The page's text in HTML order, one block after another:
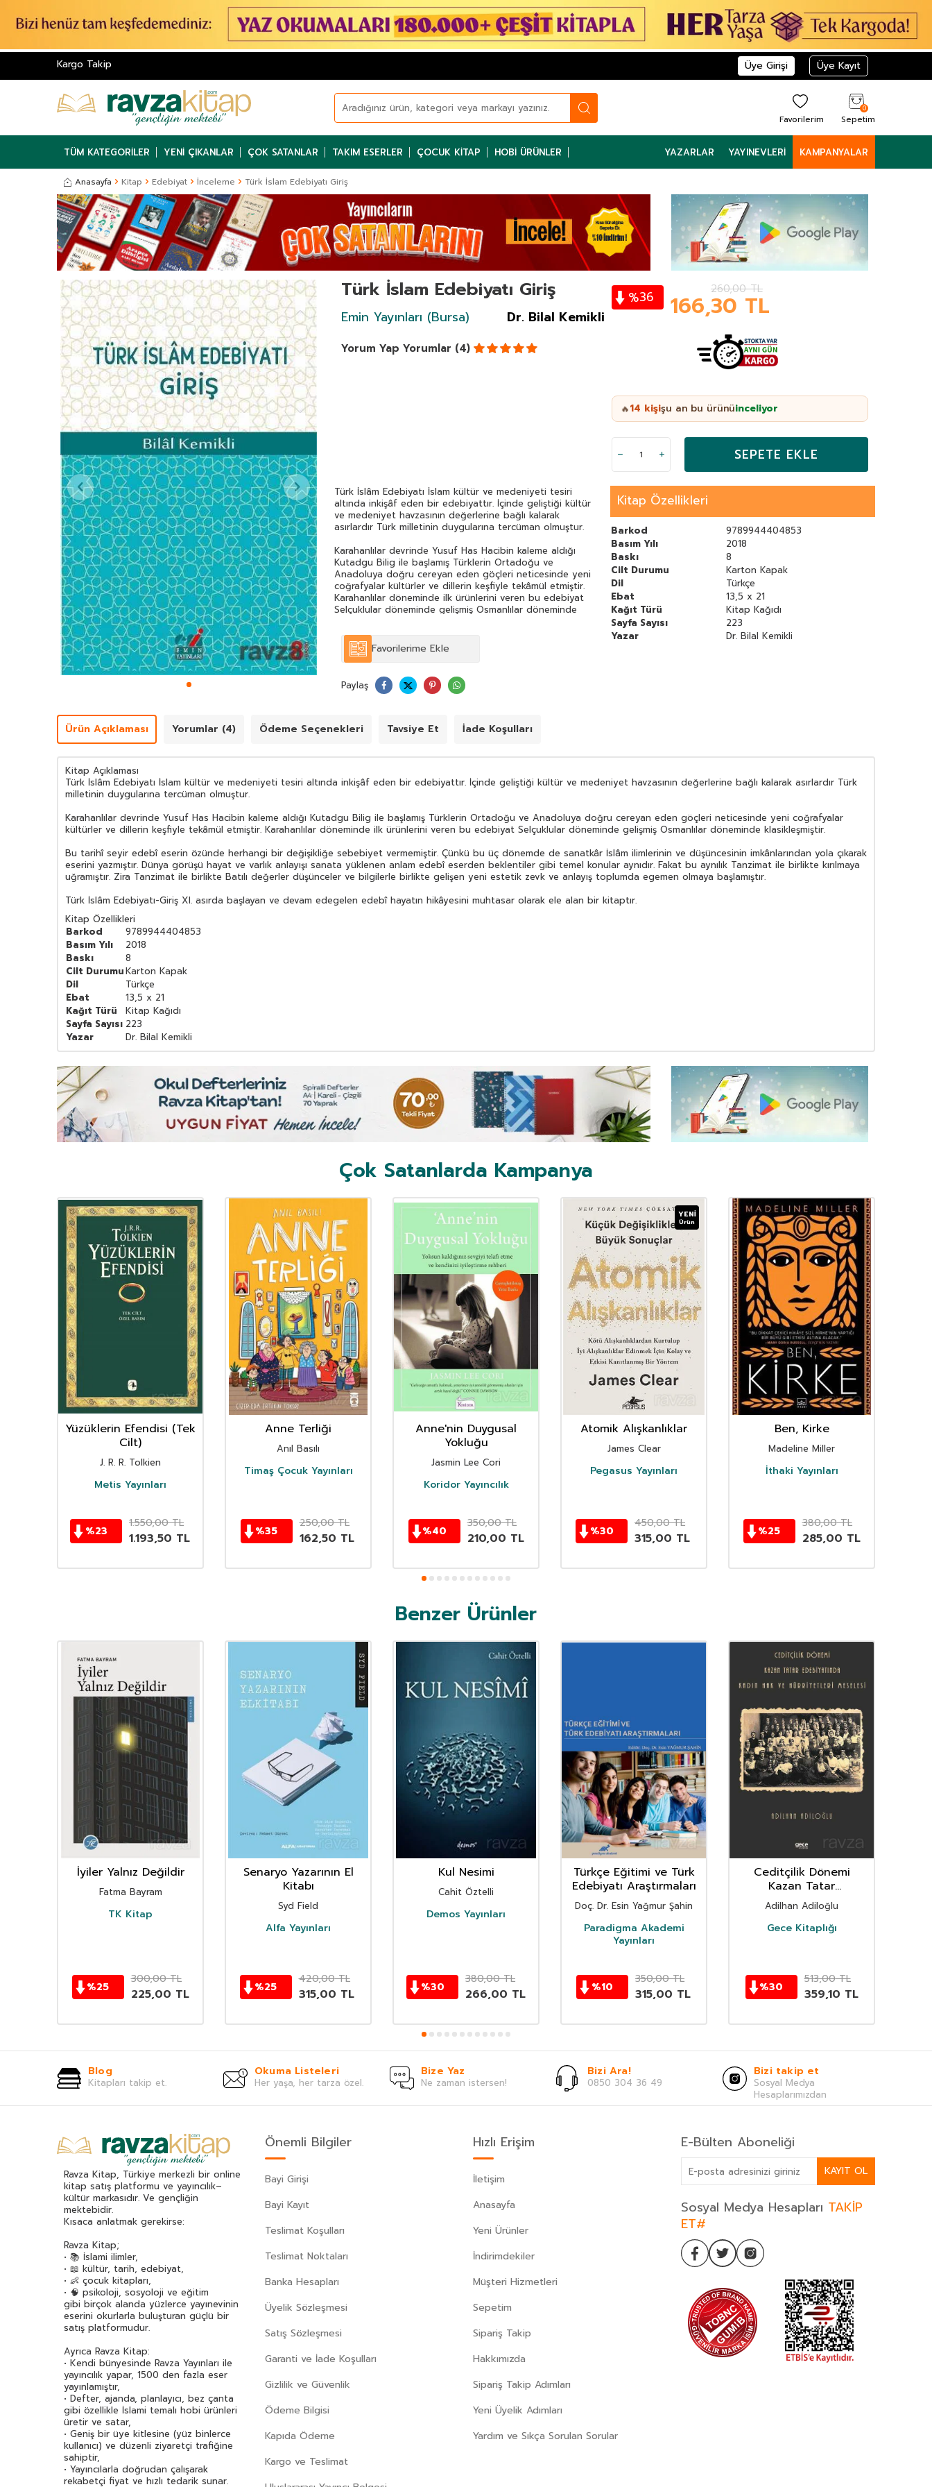
Kargo Takip Üye Girişi Üye Kayıt
Favorilerim
0
Sepetim
TÜM KATEGORILER YENI ÇIKANLAR ÇOK SATANLAR TAKIM ESERLER ÇOCUK KITAP HOBI ÜRÜNLER YAZARLAR YAYINEVLERI KAMPANYALAR
Anasayfa Kitap Edebiyat İnceleme Türk İslam Edebiyatı Giriş
Türk İslam Edebiyatı Giriş
Emin Yayınları (Bursa) Dr. Bilal Kemikli
Yorum Yap Yorumlar (4)
%36 260,00TL
166,30 TL
🔥14 kişişu an bu ürünüinceliyor
SEPETE EKLE
Türk İslâm Edebiyatı İslam kültür ve medeniyeti tesiri
altında inkişâf eden bir edebiyattır. İçinde geliştiği kültür
ve medeniyet havzasının değerlerine bağlı kalarak
asırlardır Türk milletinin duygularına tercüman olmuştur.
Karahanlılar devrinde Yusuf Has Hacibin kaleme aldığı
Kutadgu Bilig ile başlamış Türklerin Ortadoğu ve
Anadoluya doğru cereyan eden göçleri neticesinde yeni
coğrafyalar kültürler ve dillerin keşfiyle tekâmül etmiştir.
Karahanlılar döneminde ilk ürünlerini veren bu edebiyat
Selçuklular döneminde gelişmiş Osmanlılar döneminde
Bu tarihî seyir edebî eserin özünde herhangi bir
değişikliğe sebebiyet vermemiştir. Çünkü bu üç dönemde
yola çıkarak eserini yazmıştır. Dünya görüşü hayat ve varlık
anlayışı sanata yüklenen anlam edebî eserden beklentiler
değerler düşünceler ve bilgilerle birlikte gelişen yeni
Türk İslâm Edebiyatı-Giriş XI. asırda başlayan ve devam
edegelen edebî hayatın hikâyesini muhtasar olarak ele
Kitap Özellikleri
Barkod
9789944404853
Basım Yılı
2018
Baskı
8
Cilt Durumu
Karton Kapak
Dil
Türkçe
Ebat
13,5 x 21
Kağıt Türü
Kitap Kağıdı
Sayfa Sayısı
223
Yazar
Dr. Bilal Kemikli
Favorilerime Ekle
Paylaş
Ürün Açıklaması Yorumlar (4) Ödeme Seçenekleri Tavsiye Et İade Koşulları
Kitap Açıklaması
Türk İslâm Edebiyatı İslam kültür ve medeniyeti tesiri altında inkişâf eden bir edebiyattır. İçinde geliştiği kültür ve medeniyet havzasının değerlerine bağlı kalarak asırlardır Türk
milletinin duygularına tercüman olmuştur.
Karahanlılar devrinde Yusuf Has Hacibin kaleme aldığı Kutadgu Bilig ile başlamış Türklerin Ortadoğu ve Anadoluya doğru cereyan eden göçleri neticesinde yeni coğrafyalar
kültürler ve dillerin keşfiyle tekâmül etmiştir. Karahanlılar döneminde ilk ürünlerini veren bu edebiyat Selçuklular döneminde gelişmiş Osmanlılar döneminde klasikleşmiştir.
Bu tarihî seyir edebî eserin özünde herhangi bir değişikliğe sebebiyet vermemiştir. Çünkü bu üç dönemde de sanatkâr İslâm ilimlerinin ve düşüncesinin imkânlarından yola çıkarak
eserini yazmıştır. Dünya görüşü hayat ve varlık anlayışı sanata yüklenen anlam edebî eserden beklentiler gibi temel konular aynıdır. Fakat bu aynılık Tanzimat ile birlikte kırılmaya
uğramıştır. Zira Tanzimat ile birlikte Batılı değerler düşünceler ve bilgilerle birlikte gelişen yeni estetik zevk ve anlayış toplumda egemen olmaya başlamıştır.
Türk İslâm Edebiyatı-Giriş XI. asırda başlayan ve devam edegelen edebî hayatın hikâyesini muhtasar olarak ele alan bir kitaptır.
Kitap Özellikleri
Barkod
9789944404853
Basım Yılı
2018
Baskı
8
Cilt DurumuKarton Kapak
Dil
Türkçe
Ebat
13,5 x 21
Kağıt Türü
Kitap Kağıdı
Sayfa Sayısı 223
Yazar
Dr. Bilal Kemikli
Çok Satanlarda Kampanya
Yüzüklerin Efendisi (Tek
Cilt)
J. R. R. Tolkien
Metis Yayınları
%23
1.550,00TL
1.193,50 TL
Anne Terliği
Anıl Basılı
Timaş Çocuk Yayınları
%35
250,00TL
162,50 TL
Anne'nin Duygusal
Yokluğu
Jasmin Lee Cori
Koridor Yayıncılık
%40
350,00TL
210,00 TL
YENI
Ürün
Atomik Alışkanlıklar
James Clear
Pegasus Yayınları
%30
450,00TL
315,00 TL
Ben, Kirke
Madeline Miller
İthaki Yayınları
%25
380,00TL
285,00 TL
Benzer Ürünler
İyiler Yalnız Değildir
Fatma Bayram
TK Kitap
%25
300,00TL
225,00 TL
Senaryo Yazarının El
Kitabı
Syd Field
Alfa Yayınları
%25
420,00TL
315,00 TL
Kul Nesimi
Cahit Öztelli
Demos Yayınları
%30
380,00TL
266,00 TL
Türkçe Eğitimi ve Türk
Edebiyatı Araştırmaları
Doç. Dr. Esin Yağmur Şahin
Paradigma Akademi
Yayınları
%10
350,00TL
315,00 TL
Ceditçilik Dönemi
Kazan Tatar
Edebiyatında Kadın
Hak Ve Hürriyetleri
Meselesi
Adilhan Adiloğlu
Gece Kitaplığı
%30
513,00TL
359,10 TL
Blog
Kitapları takip et.
Okuma Listeleri
Her yaşa, her tarza özel.
Bize Yaz
Ne zaman istersen!
Bizi Ara!
0850 304 36 49
Bizi takip et
Sosyal Medya
Hesaplarımızdan
Ravza Kitap, Türkiye merkezli bir online
kitap satış platformu ve yayıncılık–
kültür markasıdır. Ve gençliğin
mektebidir.
Kısaca anlatmak gerekirse:
Ravza Kitap;
• 📚 İslami ilimler,
• 📖 kültür, tarih, edebiyat,
• 👶 çocuk kitapları,
• 🧠 psikoloji, sosyoloji ve eğitim
gibi birçok alanda yüzlerce yayınevinin
eserini okurlarla buluşturan güçlü bir
satış platformudur.
Ayrıca Ravza Kitap:
• Kendi bünyesinde Ravza Yayınları ile
yayıncılık yapar, 1500 den fazla eser
yayınlamıştır,
• Defter, ajanda, planlayıcı, bez çanta
gibi özellikle İslami temalı hobi ürünleri
üretir ve satar,
• Geniş bir üye kitlesine (yüz binlerce
kullanıcı) ve düzenli ziyaretçi trafiğine
sahiptir,
• Yayıncılarla doğrudan çalışarak
rekabetçi fiyat ve hızlı tedarik sunar.
Önemli Bilgiler
Bayi Girişi
Bayi Kayıt
Teslimat Koşulları
Teslimat Noktaları
Banka Hesapları
Üyelik Sözleşmesi
Satış Sözleşmesi
Garanti ve İade Koşulları
Gizlilik ve Güvenlik
Ödeme Bilgisi
Kapıda Ödeme
Kargo ve Teslimat
Hızlı Erişim
İletişim
Anasayfa
Yeni Ürünler
İndirimdekiler
Müşteri Hizmetleri
Sepetim
Sipariş Takip
Hakkımızda
Sipariş Takip Adımları
Yeni Üyelik Adımları
Yardım ve Sıkça Sorulan Sorular
E-Bülten Aboneliği
KAYIT OL
Sosyal Medya Hesapları TAKİP
ET#